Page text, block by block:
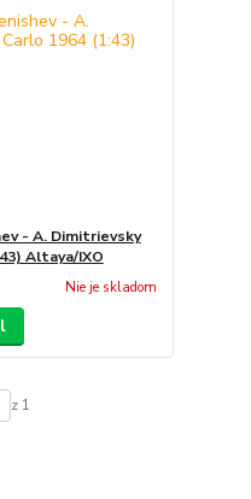
- A. Dimitrievsky
Altaya/IXO
Nie je skladom
z 1